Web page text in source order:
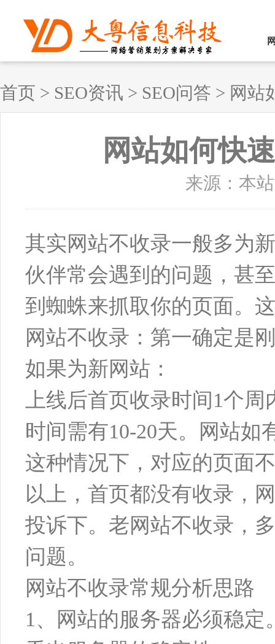
首页 > SEO资讯 > SEO问答 > 网站
网站如何快
来源：本
其实网站不收录一般多为
伙伴常会遇到的问题，甚
到蜘蛛来抓取你的页面。
网站不收录：第一确定是
如果为新网站：
上线后首页收录时间1个
时间需有10-20天。网站
这种情况下，对应的页面
以上，首页都没有收录，
投诉下。老网站不收录，
问题。
网站不收录常规分析思路
1、网站的服务器必须稳